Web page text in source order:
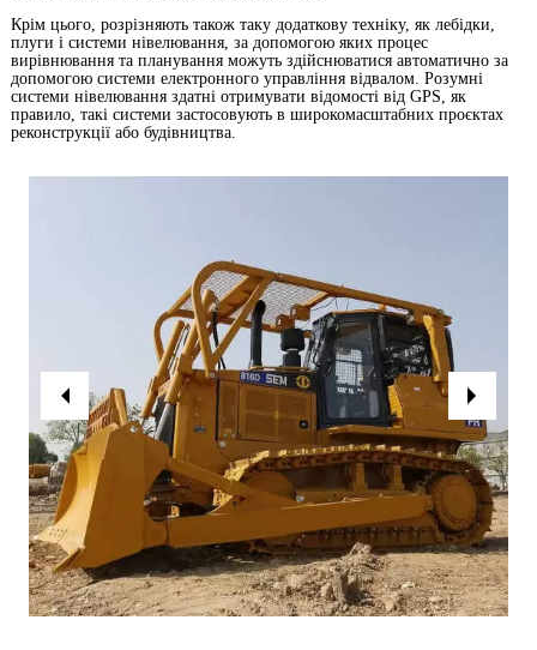
Крім цього, розрізняють також таку додаткову техніку, як лебідки,
плуги і системи нівелювання, за допомогою яких процес
вирівнювання та планування можуть здійснюватися автоматично за
допомогою системи електронного управління відвалом. Розумні
системи нівелювання здатні отримувати відомості від GPS, як
правило, такі системи застосовують в широкомасштабних проєктах
реконструкції або будівництва.